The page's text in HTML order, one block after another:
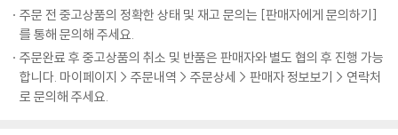
02. 인구 이동
03. 인구 문제
8. 사람이 만든 삶터, 도시
01. 도시의 형성과 내부 구조
주문 전 중고상품의 정확한 상태 및 재고 문의는 [판매자에게 문의하기]
를 통해 문의해 주세요.
주문완료 후 중고상품의 취소 및 반품은 판매자와 별도 협의 후 진행 가능
합니다. 마이페이지 > 주문내역 > 주문상세 > 판매자 정보보기 > 연락처
로 문의해 주세요.